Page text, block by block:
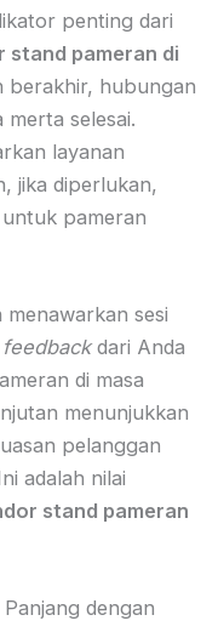
penting dari
stand pameran di
berakhir, hubungan
selesai.
layanan
jika diperlukan,
pameran
sesi
feedbackdari Anda
di masa
menunjukkan
pelanggan
adalah nilai
stand pameran
dengan